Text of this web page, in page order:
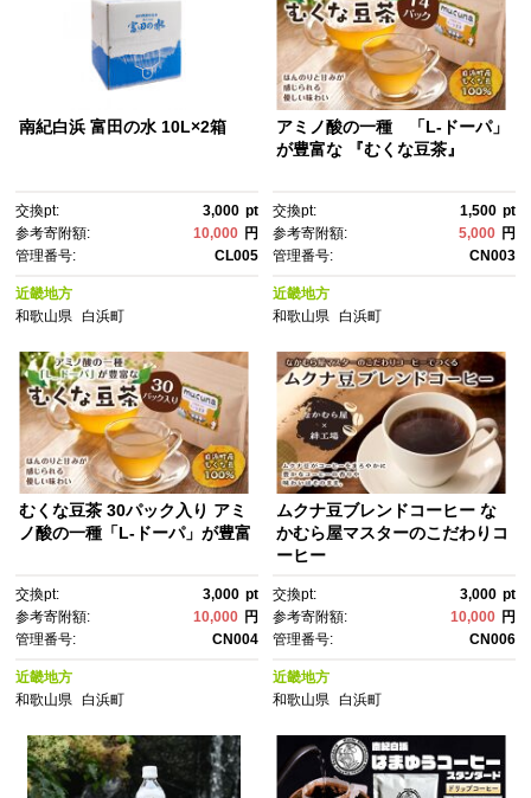
南紀白浜 富田の水 10L×2箱
交換pt: 3,000 pt
参考寄附額:
10,000 円
管理番号:
CL005
近畿地方
和歌山県
白浜町
アミノ酸の一種 「L-ドーパ」
が豊富な 『むくな豆茶』
交換pt: 1,500 pt
参考寄附額:
5,000 円
管理番号:
CN003
近畿地方
和歌山県 白浜町
むくな豆茶 30パック入り アミ
ノ酸の一種「L-ドーパ」が豊富
交換pt: 3,000 pt
参考寄附額:
10,000 円
管理番号:
CN004
近畿地方
和歌山県
白浜町
ムクナ豆ブレンドコーヒー な
かむら屋マスターのこだわりコ
ーヒー
交換pt: 3,000 pt
参考寄附額:
10,000 円
管理番号:
CN006
近畿地方
和歌山県 白浜町